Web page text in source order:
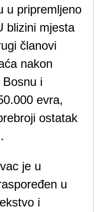
u pripremljeno
blizini mjesta
članovi
nakon
i
evra,
ostatak
je u
u
i